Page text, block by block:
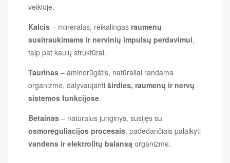
veikloje.
Kalcis – mineralas, reikalingas raumenų
susitraukimams ir nervinių impulsų perdavimui,
taip pat kaulų struktūrai.
Taurinas – aminorūgštis, natūraliai randama
organizme, dalyvaujanti širdies, raumenų ir nervų
sistemos funkcijose.
Betainas – natūralus junginys, susijęs su
osmoreguliacijos procesais, padedančiais palaikyti
vandens ir elektrolitų balansą organizme.